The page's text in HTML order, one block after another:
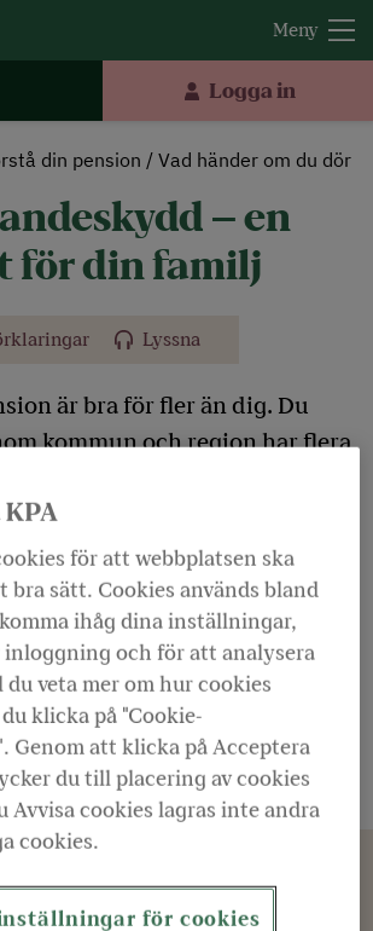
Logga in
din pension Vad händer om du dör
– en
för din familj
Lyssna
är bra för fler än dig. Du
kommun och region har flera
närstående? Om det finns
KPA
för att webbplatsen ska
bra sätt. Cookies används bland
ihåg dina inställningar,
inloggning och för att analysera
veta mer om hur cookies
klicka på "Cookie-
Genom att klicka på Acceptera
du till placering av cookies
Avvisa cookies lagras inte andra
cookies.
för cookies